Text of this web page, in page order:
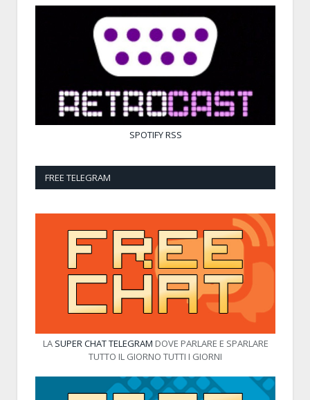
SPOTIFYRSS
FREE TELEGRAM
LA SUPER CHAT TELEGRAM DOVE PARLARE E SPARLARE
TUTTO IL GIORNO TUTTI I GIORNI